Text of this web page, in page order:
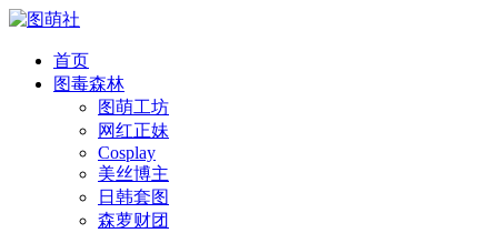
首页
图毒森林
图萌工坊
网红正妹
Cosplay
美丝博主
日韩套图
森萝财团